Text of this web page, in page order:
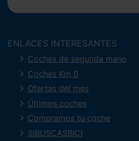
ENLACES INTERESANTES
Coches de segunda mano
Coches Km 0
Ofertas del mes
Últimos coches
Compramos tu coche
SIBUSCASBICI